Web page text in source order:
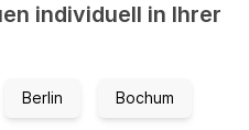
individuell in Ihrer
Berlin Bochum